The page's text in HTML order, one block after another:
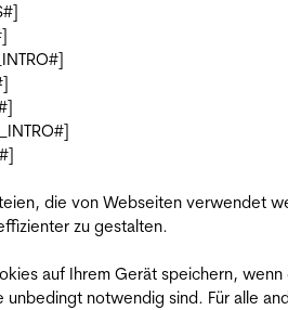
die von Webseiten verwendet
zu gestalten.
auf Ihrem Gerät speichern, wenn
notwendig sind. Für alle